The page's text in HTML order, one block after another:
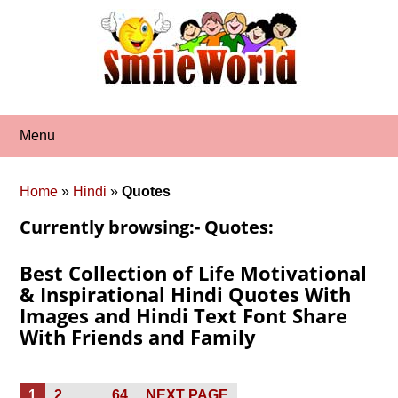
Menu
Home » Hindi »Quotes
Currently browsing:- Quotes:
Best Collection of Life Motivational
& Inspirational Hindi Quotes With
Images and Hindi Text Font Share
With Friends and Family
Posts
PAGE
1 PAGE
2 … PAGE
64 NEXT PAGE